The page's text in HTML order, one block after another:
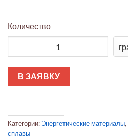
Количество
В ЗАЯВКУ
Категории: Энергетические материалы,
сплавы